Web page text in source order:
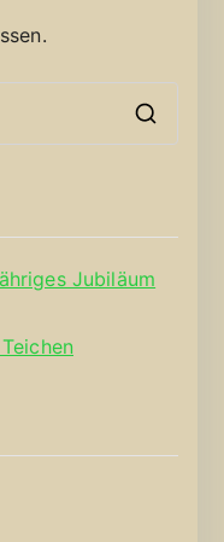
Jubiläum